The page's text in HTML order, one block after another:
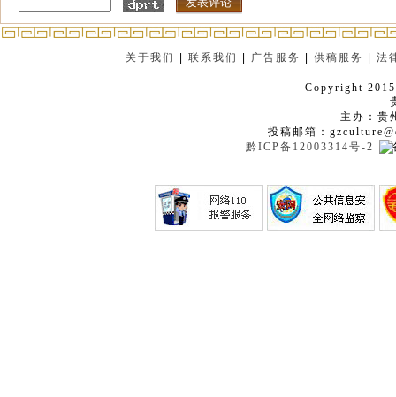
关于我们 |联系我们 广告服务 |供稿服务 |法
Copyright
主办：贵
投稿邮箱：
黔ICP备12003314号-2